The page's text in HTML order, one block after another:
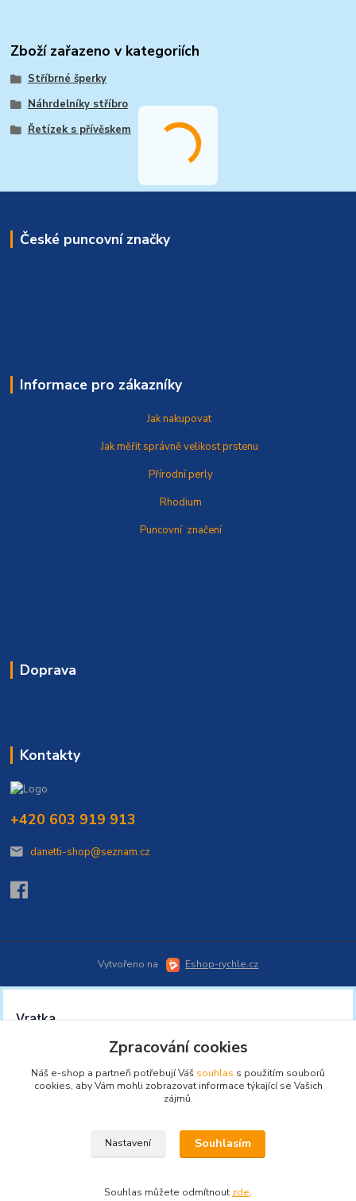
Zboží zařazeno v kategoriích
Stříbrné šperky
Náhrdelníky stříbro
Řetízek s přívěskem
České puncovní značky
Informace pro zákazníky
Jak nakupovat
Jak měřit správněvelikost prstenu
Přírodní perly
Rhodium
Puncovní značení
Doprava
Kontakty
+420 603 919 913
danetti-shop@seznam.cz
Vytvořeno na Eshop-rychle.cz
Zpracování cookies
Náš e-shop a partneři potřebují Váš souhlas s použitím souborů
cookies, aby Vám mohli zobrazovat informace týkající se Vašich
zájmů.
Nastavení Souhlasím
Souhlas můžete odmítnout zde.